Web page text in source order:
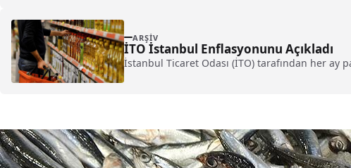
ARŞIV
İTO İstanbul Enflasyonunu Açıkladı
İstanbul Ticaret Odası (İTO) tarafından her ay